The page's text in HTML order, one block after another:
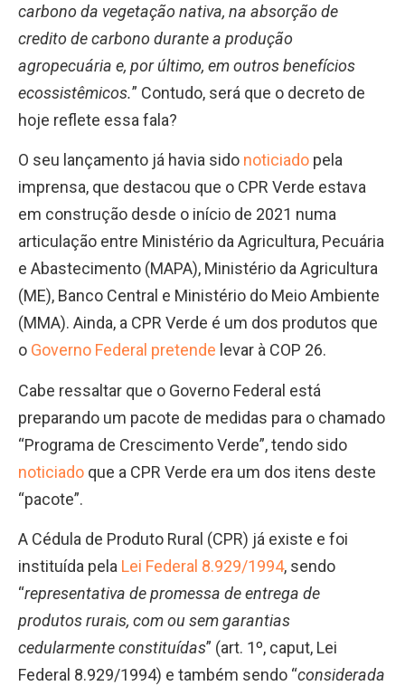
carbono da vegetação nativa, na absorção de
credito de carbono durante a produção
agropecuária e, por último, em outros benefícios
ecossistêmicos.” Contudo, será que o decreto de
hoje reflete essa fala?
O seu lançamento já havia sido noticiado pela
imprensa, que destacou que o CPR Verde estava
em construção desde o início de 2021 numa
articulação entre Ministério da Agricultura, Pecuária
e Abastecimento (MAPA), Ministério da Agricultura
(ME), Banco Central e Ministério do Meio Ambiente
(MMA). Ainda, a CPR Verde é um dos produtos que
o Governo Federal pretende levar à COP 26.
Cabe ressaltar que o Governo Federal está
preparando um pacote de medidas para o chamado
“Programa de Crescimento Verde”, tendo sido
noticiado que a CPR Verde era um dos itens deste
“pacote”.
A Cédula de Produto Rural (CPR) já existe e foi
instituída pela Lei Federal 8.929/1994, sendo
“representativa de promessa de entrega de
produtos rurais, com ou sem garantias
cedularmente constituídas” (art. 1º, caput, Lei
Federal 8.929/1994) e também sendo “considerada